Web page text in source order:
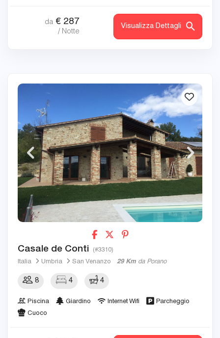
da € 287
/ Notte
Visualizza Dettagli
Casale de Conti (#3310)
Italia Umbria San Venanzo 29 Km da Porano
8 4 4
Piscina Giardino Internet Wifi
Parcheggio
Cuoco